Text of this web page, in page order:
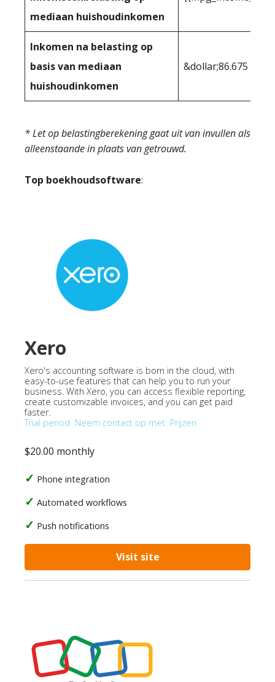
mediaan huishoudinkomen
Inkomen na belasting op
basis van mediaan
huishoudinkomen
&dollar;86.675
* Let op belastingberekening gaat uit van invullen als
alleenstaande in plaats van getrouwd.
Top boekhoudsoftware:
Xero
Xero's accounting software is born in the cloud, with
easy-to-use features that can help you to run your
business. With Xero, you can access flexible reporting,
create customizable invoices, and you can get paid
faster.
Trial period Neem contact op met Prijzen
$20.00 monthly
Phone integration
Automated workflows
Push notifications
Visit site